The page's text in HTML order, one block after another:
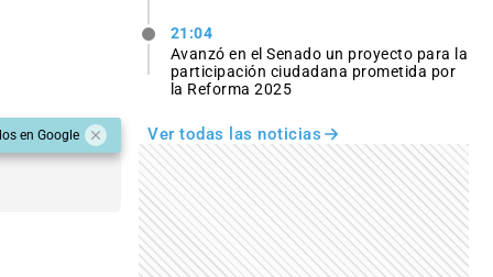
en Google
21:04
Avanzó en el Senado un proyecto para la
participación ciudadana prometida por
la Reforma 2025
Ver todas las noticias